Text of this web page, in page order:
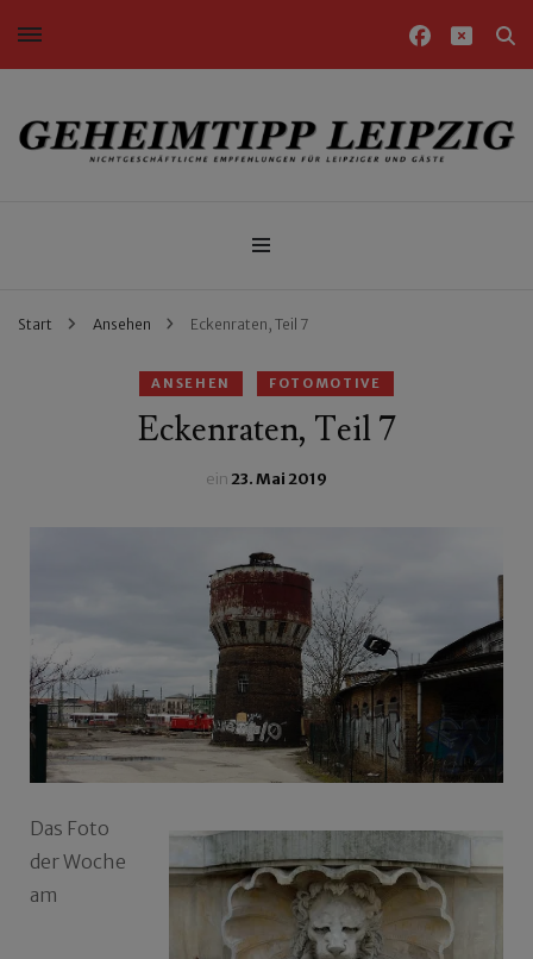
Nichtgeschäftliche Empfehlungen für Leipziger und Gäste
Start Ansehen Eckenraten, Teil 7
ANSEHEN FOTOMOTIVE
Eckenraten, Teil 7
ein23. Mai 2019
Das Foto
der Woche
am